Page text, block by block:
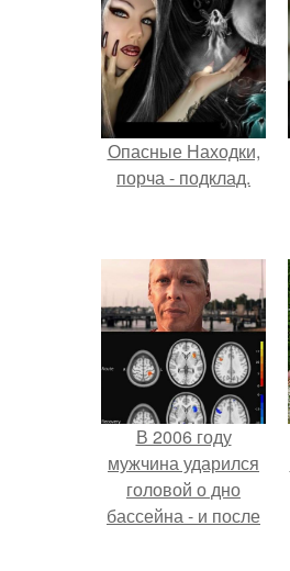
Опасные Находки,
порча - подклад.
В 2006 году
мужчина ударился
головой о дно
бассейна - и после